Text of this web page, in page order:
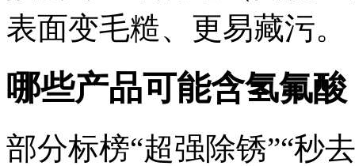
表面变毛糙、更易藏污。
哪些产品可能含氢氟酸
部分标榜“超强除锈”“秒